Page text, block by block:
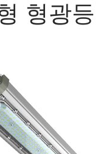
형광등